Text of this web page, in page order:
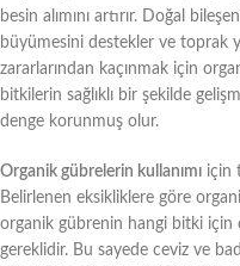
besin alımını artırır. Doğal
büyümesini destekler ve toprak
zararlarından kaçınmak için
bitkilerin sağlıklı bir şekilde
denge korunmuş olur.
Organik gübrelerin kullanımı için
Belirlenen eksikliklere göre
organik gübrenin hangi bitki için
gereklidir. Bu sayede ceviz ve